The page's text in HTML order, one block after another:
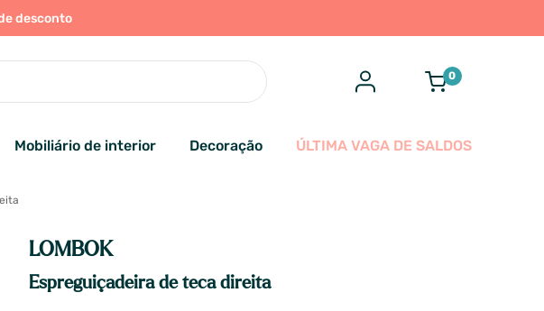
desconto
0
Mobiliário de interior Decoração ÚLTIMA VAGA DE SALDOS
LOMBOK
Espreguiçadeira de teca direita